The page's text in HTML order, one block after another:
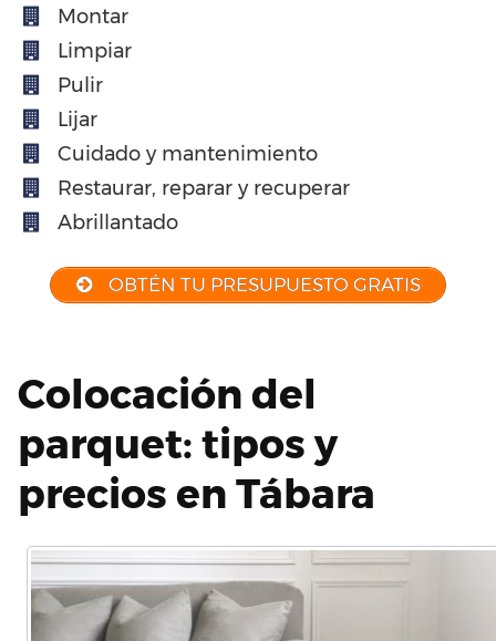
Montar
Limpiar
Pulir
Lijar
Cuidado y mantenimiento
Restaurar, reparar y recuperar
Abrillantado
OBTÉN TU PRESUPUESTO GRATIS
Colocación del
parquet: tipos y
precios en Tábara